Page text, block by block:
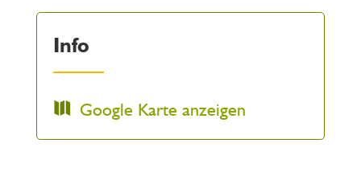
Info
Google Karte anzeigen